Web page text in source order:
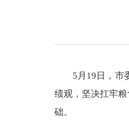
5月19日，市
绩观，坚决扛牢
础。